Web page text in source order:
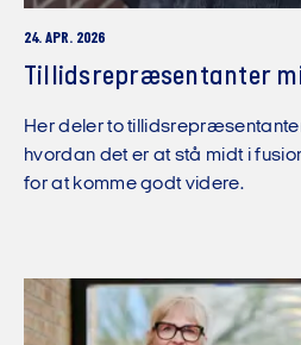
24. APR. 2026
Tillidsrepræ­sentanter
Her deler to
hvordan det er at stå midt i
for at komme godt videre.